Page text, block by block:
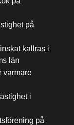
på
kallras i
län
varmare
i
på